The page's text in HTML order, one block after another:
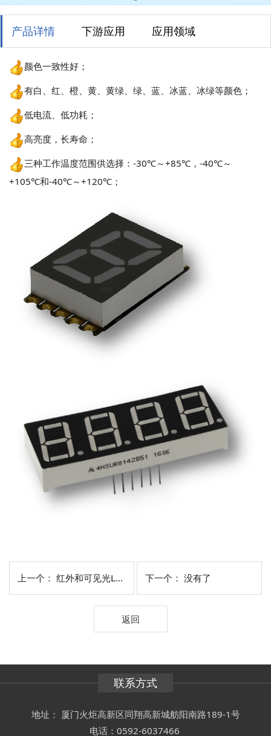
产品详情 下游应用 应用领域
颜色一致性好；
有白、红、橙、黄、黄绿、绿、蓝、冰蓝、冰绿等颜色；
低电流、低功耗；
高亮度，长寿命；
三种工作温度范围供选择：-30℃～+85℃，-40℃～
+105℃和-40℃～+120℃；
上一个： 红外和可见光LED光源组件 下一个： 没有了
返回
联系方式
地址： 厦门火炬高新区同翔高新城舫阳南路189-1号
电话：0592-6037466